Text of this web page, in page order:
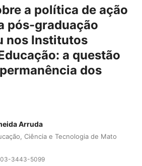
a política de ação
pós-graduação
nos Institutos
a questão
dos
Arruda
Ciência e Tecnologia de Mato
3443-5099